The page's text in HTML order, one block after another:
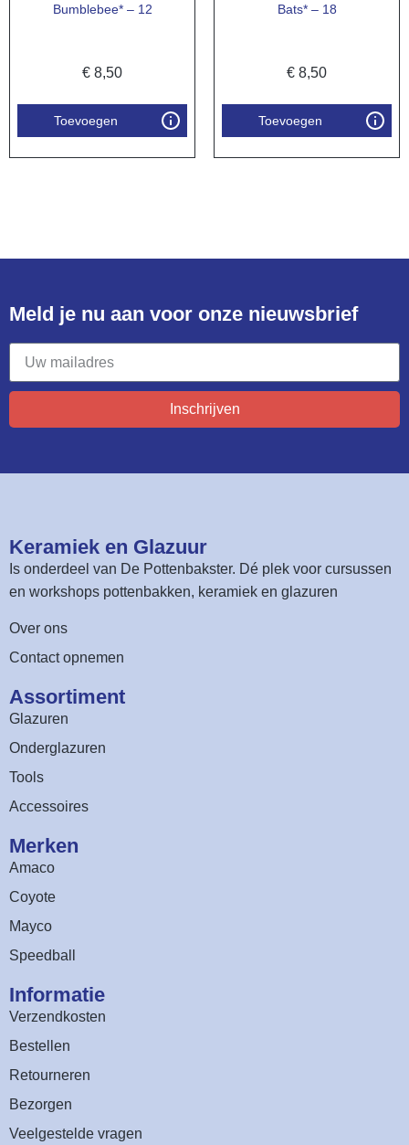
Bumblebee* – 12
€ 8,50
Toevoegen
Bats* – 18
€ 8,50
Toevoegen
Meld je nu aan voor onze nieuwsbrief​
Inschrijven
Keramiek en Glazuur​
Is onderdeel van De Pottenbakster. Dé plek voor cursussen
en workshops pottenbakken, keramiek en glazuren
Over ons
Contact opnemen
Assortiment​
Glazuren
Onderglazuren
Tools
Accessoires
Merken
Amaco
Coyote
Mayco
Speedball
Informatie
Verzendkosten
Bestellen
Retourneren
Bezorgen
Veelgestelde vragen